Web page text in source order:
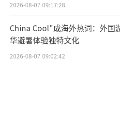
变为更深层次的地缘博
话，只能说是迫于形势
实现停火，不取决于谁
2026-08-07 09:17:28
China Cool"成海外热词：外国
华避暑体验独特文化
2026-08-07 09:02:42